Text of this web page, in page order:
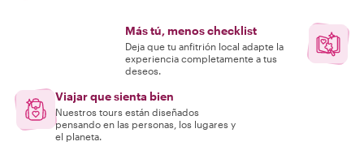
Más tú, menos checklist
Deja que tu anfitrión local adapte la
experiencia completamente a tus
deseos.
Viajar que sienta bien
Nuestros tours están diseñados
pensando en las personas, los lugares y
el planeta.